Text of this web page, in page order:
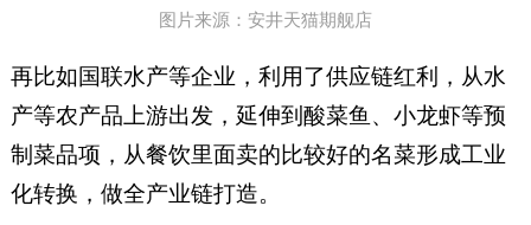
图片来源：安井天猫期舰店
再比如国联水产等企业，利用了供应链红利，从水
产等农产品上游出发，延伸到酸菜鱼、小龙虾等预
制菜品项，从餐饮里面卖的比较好的名菜形成工业
化转换，做全产业链打造。